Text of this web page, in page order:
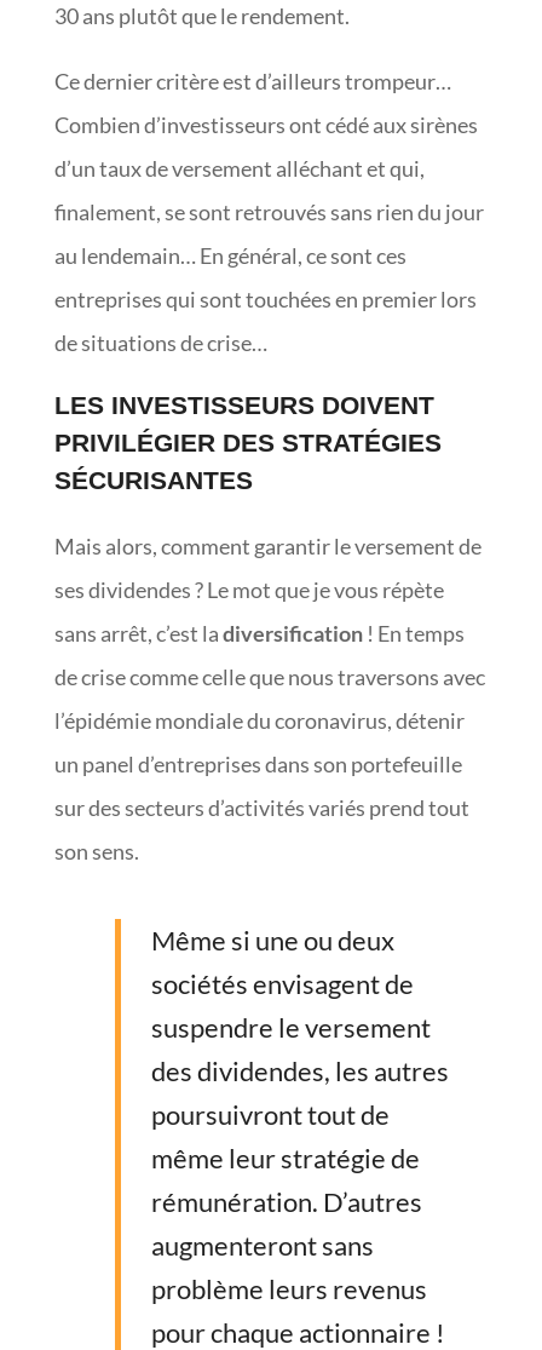
30 ans plutôt que le rendement.
Ce dernier critère est d’ailleurs trompeur…
Combien d’investisseurs ont cédé aux sirènes
d’un taux de versement alléchant et qui,
finalement, se sont retrouvés sans rien du jour
au lendemain… En général, ce sont ces
entreprises qui sont touchées en premier lors
de situations de crise…
LES INVESTISSEURS DOIVENT
PRIVILÉGIER DES STRATÉGIES
SÉCURISANTES
Mais alors, comment garantir le versement de
ses dividendes ? Le mot que je vous répète
sans arrêt, c’est ladiversification! En temps
de crise comme celle que nous traversons avec
l’épidémie mondiale du coronavirus, détenir
un panel d’entreprises dans son portefeuille
sur des secteurs d’activités variés prend tout
son sens.
Même si une ou deux
sociétés envisagent de
suspendre le versement
des dividendes, les autres
poursuivront tout de
même leur stratégie de
rémunération. D’autres
augmenteront sans
problème leurs revenus
pour chaque actionnaire !